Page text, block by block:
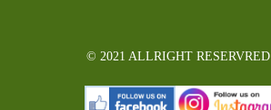
© 2021 ALLRIGHT RESERVRED